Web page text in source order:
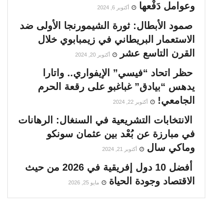
وعوامل دَفْعها
أكتوبر 6, 2024
صمود الأبطال: ثورة الشيمورنجا الأولى ضد
الاستعمار البريطاني في زيمبابوي خلال
القرن التاسع عشر
أكتوبر 20, 2024
حظر اتحاد “فيسي” الإيفواري.. واتارا
يدهس “بيادق” غباغبو على رقعة الحرم
الجامعي!
أكتوبر 22, 2024
الانتخابات التشريعية في السنغال: الرهانات
في مبارزة عن بُعْد بين عثمان سونكو
وماكي سال
أكتوبر 21, 2024
أفضل 10 دول إفريقية في 2026 من حيث
الاقتصاد وجودة الحياة
مايو 25, 2026